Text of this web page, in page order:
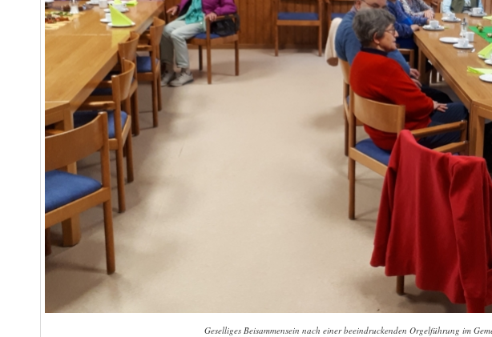
Geselliges Beisammensein nach einer beeindruckenden Orgelführung im